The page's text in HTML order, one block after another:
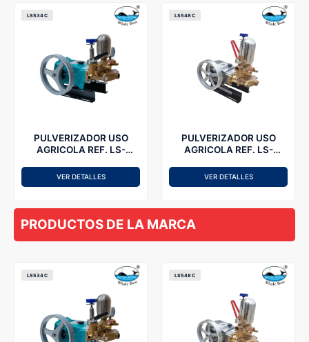
LS534C
PULVERIZADOR USO
AGRICOLA REF. LS-
VER DETALLES
LS548C
PULVERIZADOR USO
AGRICOLA REF. LS-
VER DETALLES
PRODUCTOS DE LA MARCA
LS534C LS548C